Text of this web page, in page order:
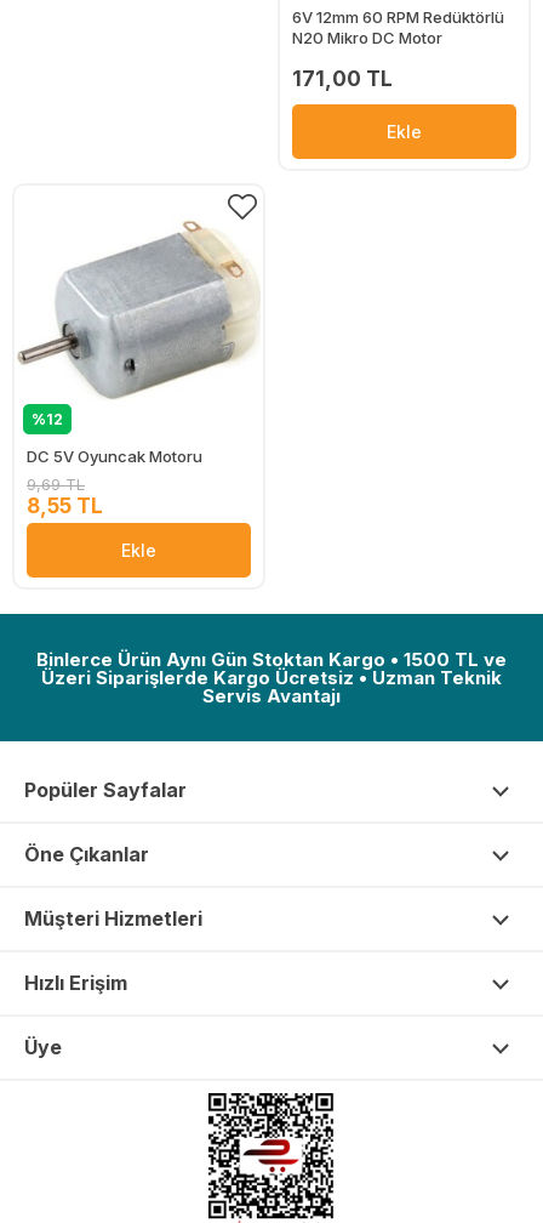
6V 12mm 60 RPM Redüktörlü
N20 Mikro DC Motor
171,00 TL
Ekle
%12
DC 5V Oyuncak Motoru
9,69 TL
8,55 TL
Ekle
Binlerce Ürün Aynı Gün Stoktan Kargo • 1500 TL ve
Üzeri Siparişlerde Kargo Ücretsiz • Uzman Teknik
Servis Avantajı
Popüler Sayfalar
Öne Çıkanlar
Müşteri Hizmetleri
Hızlı Erişim
Üye